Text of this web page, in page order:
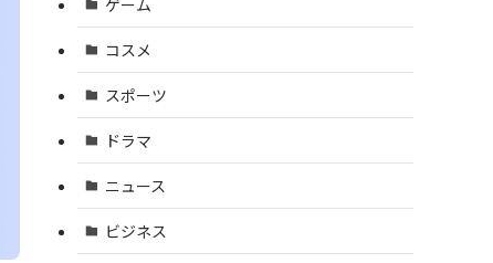
コスメ
スポーツ
ドラマ
ニュース
ビジネス